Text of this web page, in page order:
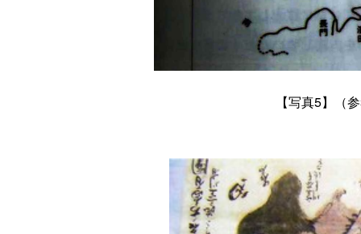
【写真5】（